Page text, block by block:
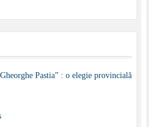
Pastia” : o elegie provincială